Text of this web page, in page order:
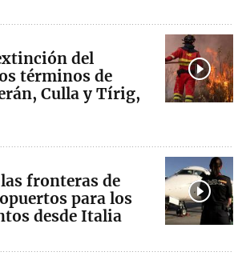
del
términos de
Culla y Tírig,
fronteras de
para los
desde Italia